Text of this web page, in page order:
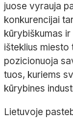
juose vyrauja
konkurencijai
kūrybiškumas
išteklius miesto
pozicionuoja
tuos, kuriems
kūrybines
Lietuvoje